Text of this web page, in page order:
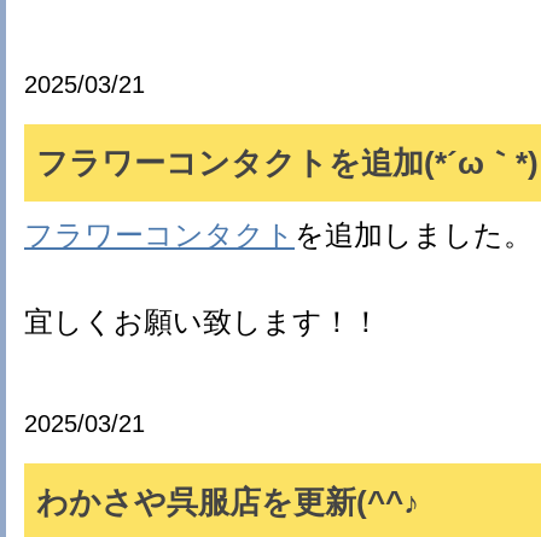
2025/03/21
フラワーコンタクトを追加(*´ω｀*)
フラワーコンタクト を追加しました。
宜しくお願い致します！！
2025/03/21
わかさや呉服店を更新(^^♪